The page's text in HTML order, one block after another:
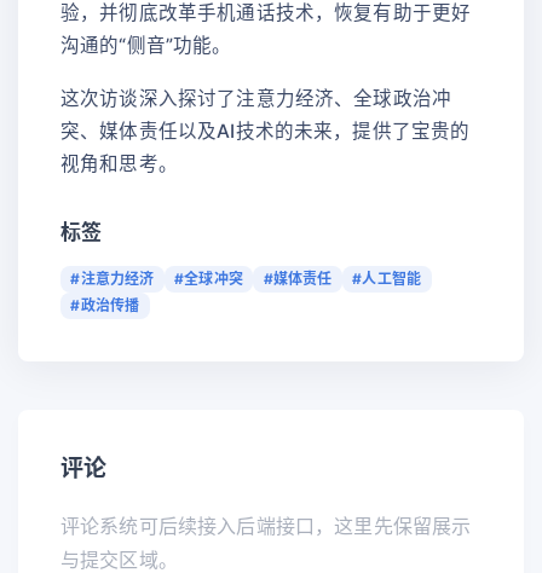
验，并彻底改革手机通话技术，恢复有助于更好
沟通的“侧音”功能。
这次访谈深入探讨了注意力经济、全球政治冲
突、媒体责任以及AI技术的未来，提供了宝贵的
视角和思考。
标签
#注意力经济 #全球冲突 #媒体责任
#人工智能
#政治传播
评论
评论系统可后续接入后端接口，这里先保留展示
与提交区域。